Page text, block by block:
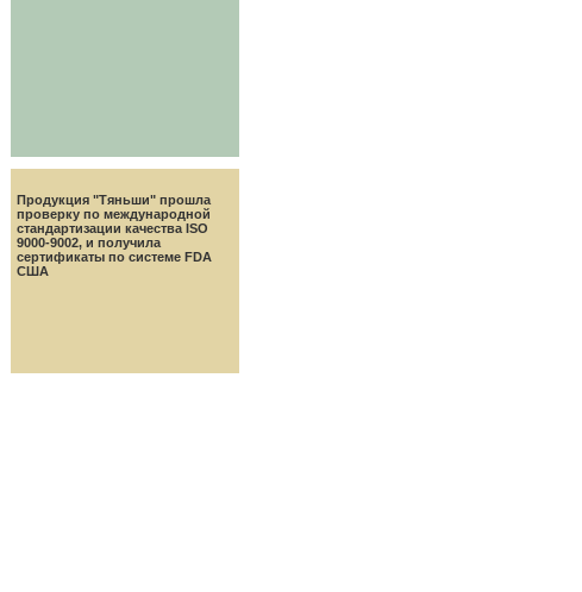
Продукция "Тяньши" прошла
проверку по международной
стандартизации качества ISO
9000-9002, и получила
сертификаты по системе FDA
США